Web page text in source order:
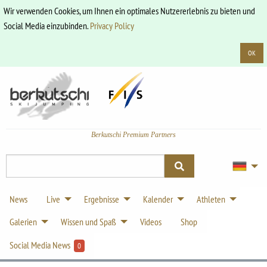
Wir verwenden Cookies, um Ihnen ein optimales Nutzererlebnis zu bieten und
Social Media einzubinden.Privacy Policy
OK
Berkutschi Premium Partners
News Live Ergebnisse Kalender
Athleten
Galerien
Wissen und Spaß Videos
Shop
Social Media News
0